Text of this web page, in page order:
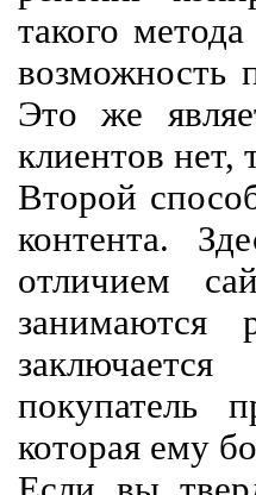
такого
возможность
Это же
клиентов нет,
Второй
контента.
отличием
занимаются
покупатель
которая ему